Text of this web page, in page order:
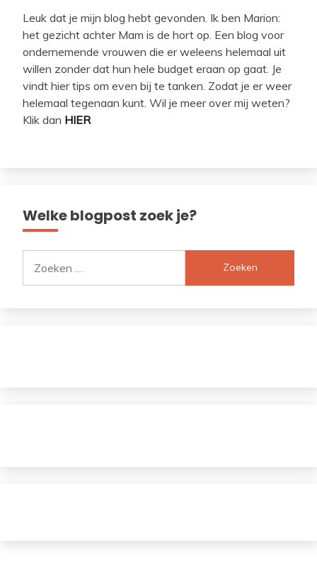
Leuk dat je mijn blog hebt gevonden. Ik ben Marion:
het gezicht achter Mam is de hort op. Een blog voor
ondernemende vrouwen die er weleens helemaal uit
willen zonder dat hun hele budget eraan op gaat. Je
vindt hier tips om even bij te tanken. Zodat je er weer
helemaal tegenaan kunt. Wil je meer over mij weten?
Klik dan HIER
Welke blogpost zoek je?
naar: